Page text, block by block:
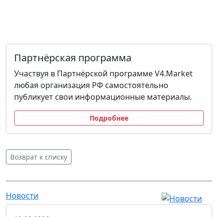
Партнёрская программа
Участвуя в Партнёрской программе V4.Market
любая организация РФ самостоятельно
публикует свои информационные материалы.
Подробнее
Возврат к списку
Новости